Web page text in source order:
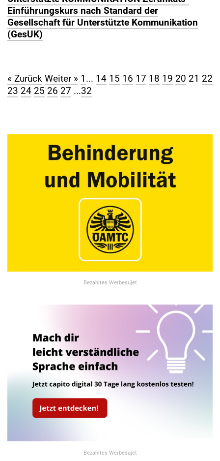
Einführungskurs nach Standard der
Gesellschaft für Unterstützte Kommunikation
(GesUK)
« Zurück Weiter » 1 ... 14 15 16 17 18 19 20 21 22
23 24 25 26 27 ...32
Bezahltes Werbesujet
Bezahltes Werbesujet